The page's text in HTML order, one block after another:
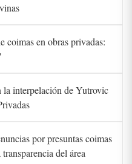
coimas en obras privadas:
interpelación de Yutrovic
por presuntas coimas
del área